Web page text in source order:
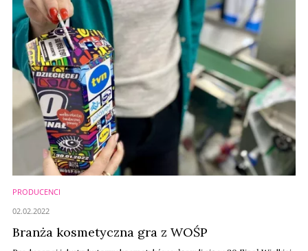
PRODUCENCI
Branża kosmetyczna gra z WOŚP
02.02.2022